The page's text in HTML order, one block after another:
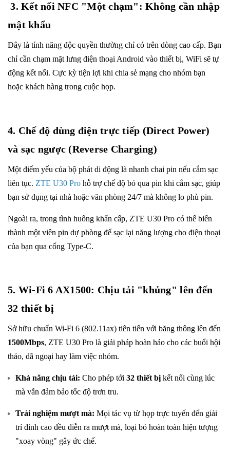
3. Kết nối NFC "Một chạm": Không cần nhập
mật khẩu
Đây là tính năng độc quyền thường chỉ có trên dòng cao cấp. Bạn
chỉ cần chạm mặt lưng điện thoại Android vào thiết bị, WiFi sẽ tự
động kết nối. Cực kỳ tiện lợi khi chia sẻ mạng cho nhóm bạn
hoặc khách hàng trong cuộc họp.
4. Chế độ dùng điện trực tiếp (Direct Power)
và sạc ngược (Reverse Charging)
Một điểm yếu của bộ phát di động là nhanh chai pin nếu cắm sạc
liên tục. ZTE U30 Pro hỗ trợ chế độ bỏ qua pin khi cắm sạc, giúp
bạn sử dụng tại nhà hoặc văn phòng 24/7 mà không lo phù pin.
Ngoài ra, trong tình huống khẩn cấp, ZTE U30 Pro có thể biến
thành một viên pin dự phòng để sạc lại năng lượng cho điện thoại
của bạn qua cổng Type-C.
5. Wi-Fi 6 AX1500: Chịu tải "khủng" lên đến
32 thiết bị
Sở hữu chuẩn Wi-Fi 6 (802.11ax) tiên tiến với băng thông lên đến
1500Mbps, ZTE U30 Pro là giải pháp hoàn hảo cho các buổi hội
thảo, dã ngoại hay làm việc nhóm.
Khả năng chịu tải: Cho phép tới 32 thiết bị kết nối cùng lúc
mà vẫn đảm bảo tốc độ trơn tru.
Trải nghiệm mượt mà: Mọi tác vụ từ họp trực tuyến đến giải
trí đỉnh cao đều diễn ra mượt mà, loại bỏ hoàn toàn hiện tượng
"xoay vòng" gây ức chế.